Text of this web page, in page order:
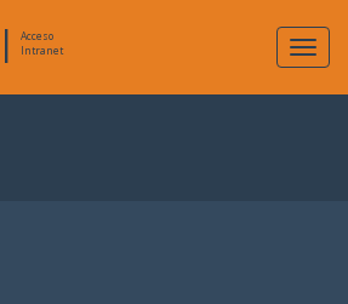
|
Acceso
Intranet